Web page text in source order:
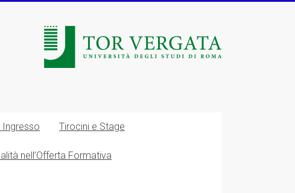
Ingresso Tirocini e Stage
nell’Offerta Formativa